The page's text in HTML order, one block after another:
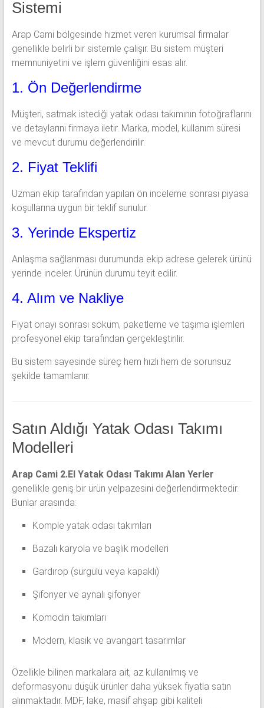
Sistemi
Arap Cami bölgesinde hizmet veren kurumsal firmalar
genellikle belirli bir sistemle çalışır. Bu sistem müşteri
memnuniyetini ve işlem güvenliğini esas alır.
1. Ön Değerlendirme
Müşteri, satmak istediği yatak odası takımının fotoğraflarını
ve detaylarını firmaya iletir. Marka, model, kullanım süresi
ve mevcut durumu değerlendirilir.
2. Fiyat Teklifi
Uzman ekip tarafından yapılan ön inceleme sonrası piyasa
koşullarına uygun bir teklif sunulur.
3. Yerinde Ekspertiz
Anlaşma sağlanması durumunda ekip adrese gelerek ürünü
yerinde inceler. Ürünün durumu teyit edilir.
4. Alım ve Nakliye
Fiyat onayı sonrası söküm, paketleme ve taşıma işlemleri
profesyonel ekip tarafından gerçekleştirilir.
Bu sistem sayesinde süreç hem hızlı hem de sorunsuz
şekilde tamamlanır.
Satın Aldığı Yatak Odası Takımı
Modelleri
Arap Cami 2.El Yatak Odası Takımı Alan Yerler
genellikle geniş bir ürün yelpazesini değerlendirmektedir.
Bunlar arasında:
Komple yatak odası takımları
Bazalı karyola ve başlık modelleri
Gardırop (sürgülü veya kapaklı)
Şifonyer ve aynalı şifonyer
Komodin takımları
Modern, klasik ve avangart tasarımlar
Özellikle bilinen markalara ait, az kullanılmış ve
deformasyonu düşük ürünler daha yüksek fiyatla satın
alınmaktadır. MDF, lake, masif ahşap gibi kaliteli